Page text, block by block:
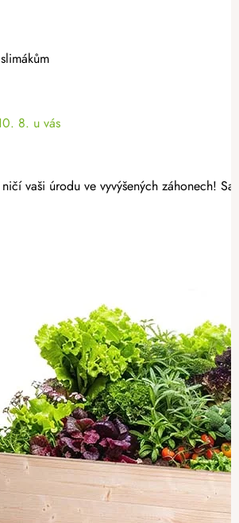
8. u vás
vaši úrodu ve vyvýšených záhonech!